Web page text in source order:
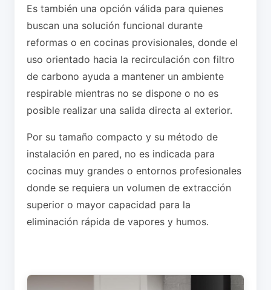
Es también una opción válida para quienes
buscan una solución funcional durante
reformas o en cocinas provisionales, donde el
uso orientado hacia la recirculación con filtro
de carbono ayuda a mantener un ambiente
respirable mientras no se dispone o no es
posible realizar una salida directa al exterior.
Por su tamaño compacto y su método de
instalación en pared, no es indicada para
cocinas muy grandes o entornos profesionales
donde se requiera un volumen de extracción
superior o mayor capacidad para la
eliminación rápida de vapores y humos.